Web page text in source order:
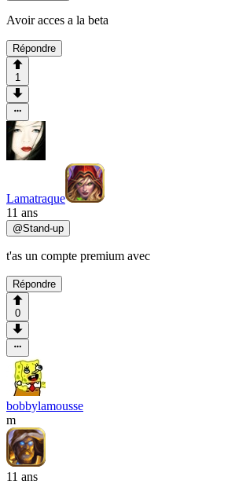
Avoir acces a la beta
Répondre
1
Lamatraque
11 ans
@Stand-up
t'as un compte premium avec
Répondre
0
bobbylamousse
m
11 ans